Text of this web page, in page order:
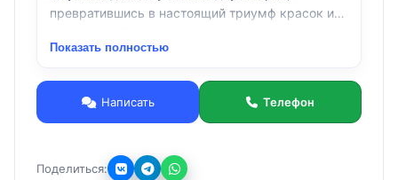
превратившись в настоящий триумф красок и
глубокий оранжево-красный на груди плавно
оттенков на крыльях, создавая облик,
достойный королевских палат.
уживаются спокойное достоинство и
Показать полностью
Написать Телефон
Поделиться: